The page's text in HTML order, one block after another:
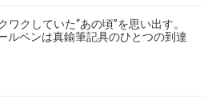
ワクしていた“あの頃”を思い出す。
ルペンは真鍮筆記具のひとつの到達